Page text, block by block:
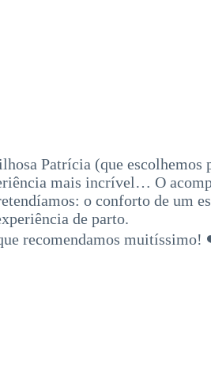
Patrícia (que
mais incrível… O
o conforto de um
de parto.
recomendamos